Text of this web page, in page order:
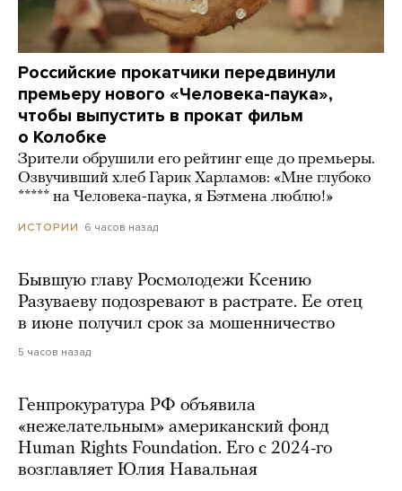
Российские прокатчики передвинули
премьеру нового «Человека-паука»,
чтобы выпустить в прокат фильм
о Колобке
Зрители обрушили его рейтинг еще до премьеры.
Озвучивший хлеб Гарик Харламов: «Мне глубоко
***** на Человека-паука, я Бэтмена люблю!»
ИСТОРИИ 6 часов назад
Бывшую главу Росмолодежи Ксению
Разуваеву подозревают в растрате. Ее отец
в июне получил срок за мошенничество
5 часов назад
Генпрокуратура РФ объявила
«нежелательным» американский фонд
Human Rights Foundation. Его с 2024-го
возглавляет Юлия Навальная